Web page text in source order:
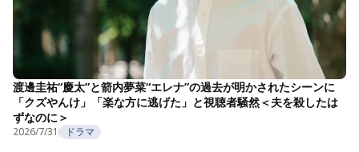
渡邊圭祐“慶太”と箭内夢菜“エレナ”の過去が明かされたシーンに
「クズやんけ」「楽な方に逃げた」と視聴者騒然＜夫を殺したは
ずなのに＞
2026/7/31 ドラマ